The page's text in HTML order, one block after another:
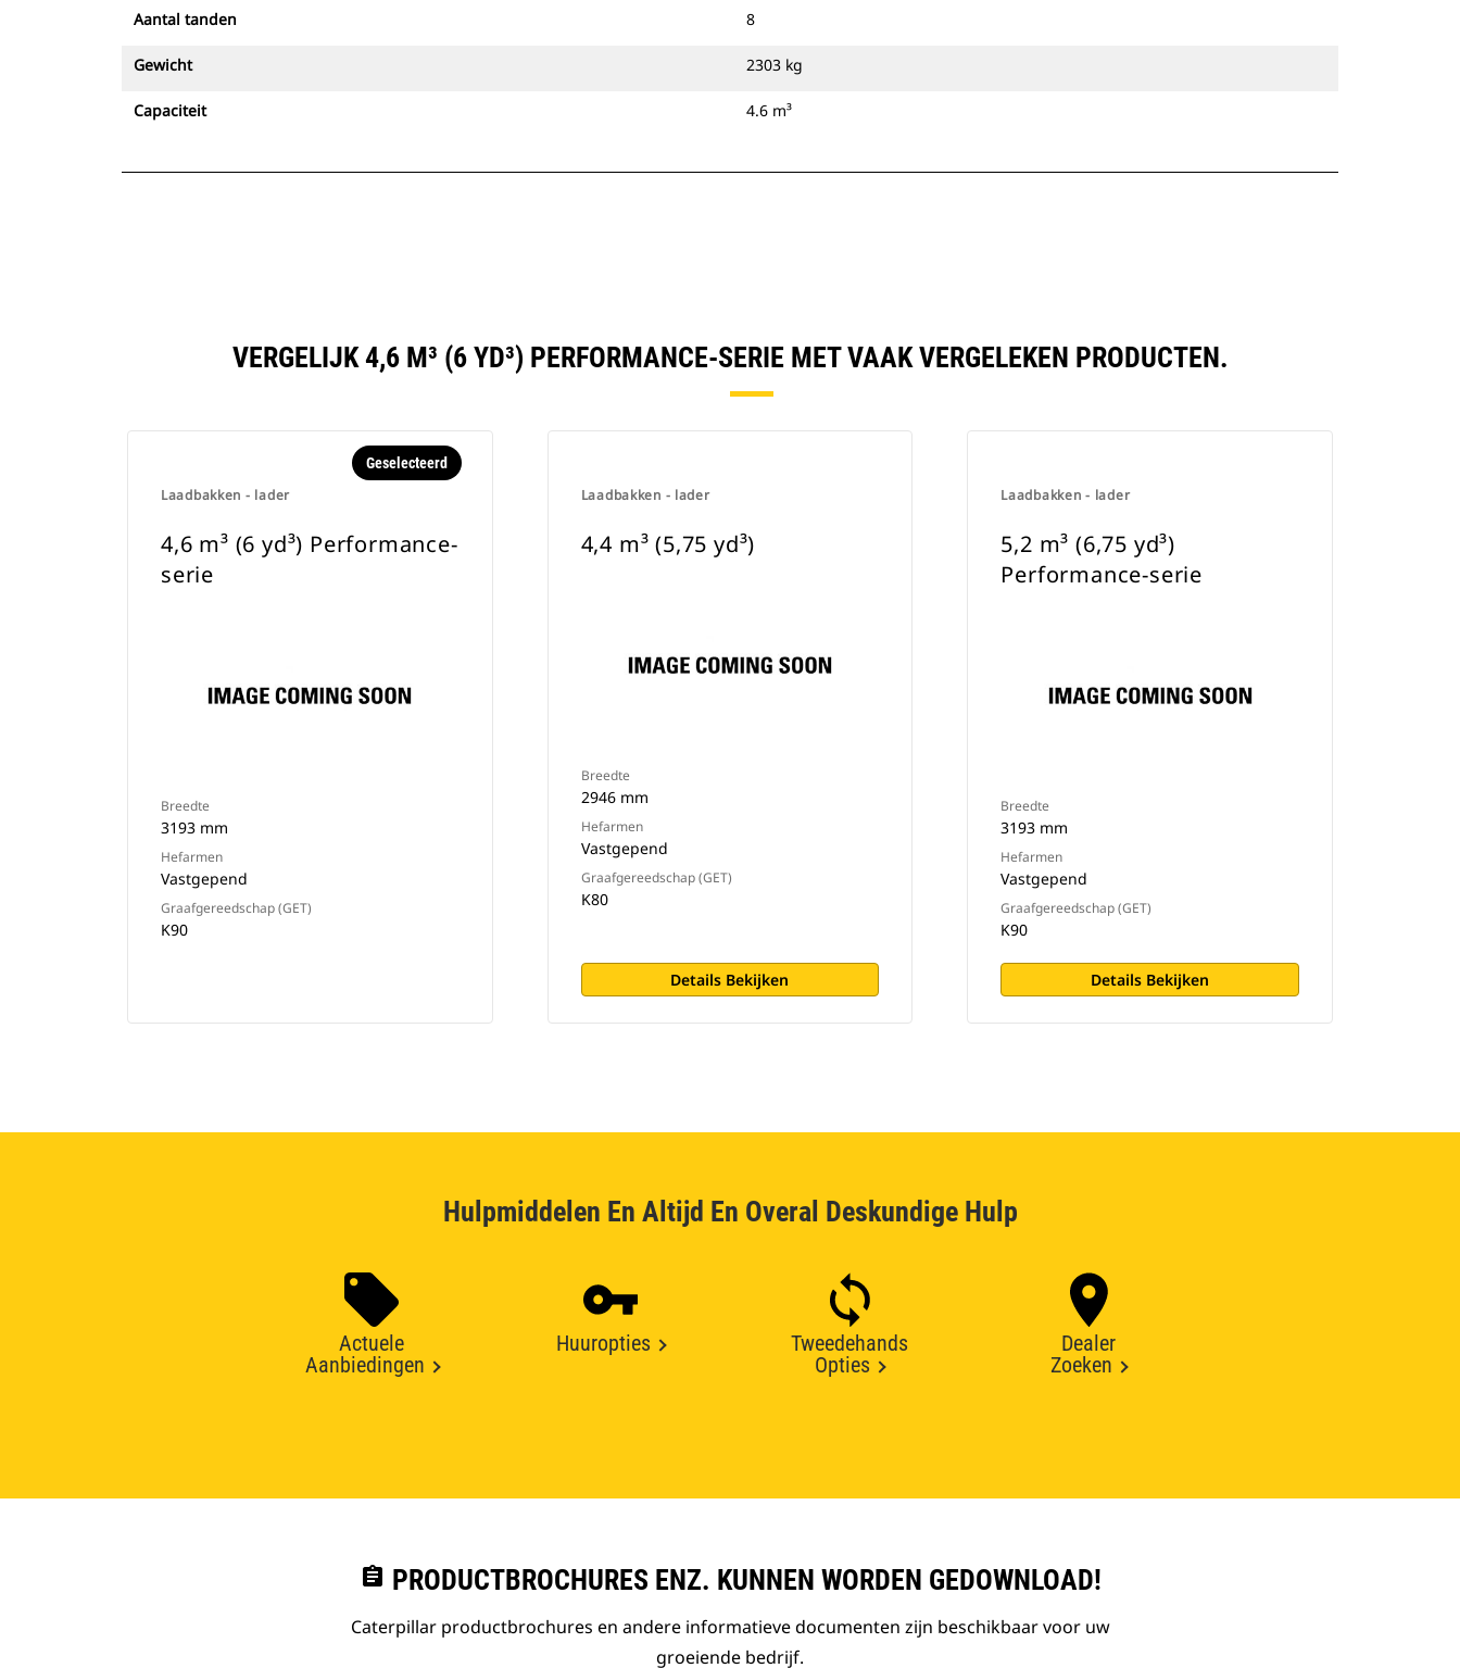
Aantal tanden 8
Gewicht 2303 kg
Capaciteit 4.6 m³
VERGELIJK 4,6 M³ (6 YD³) PERFORMANCE-SERIE MET VAAK VERGELEKEN PRODUCTEN.
Laadbakken - lader
Geselecteerd
4,6 m³ (6 yd³) Performance-
serie
Breedte
3193 mm
Hefarmen
Vastgepend
Graafgereedschap (GET)
K90
Laadbakken - lader
4,4 m³ (5,75 yd³)
Breedte
2946 mm
Hefarmen
Vastgepend
Graafgereedschap (GET)
K80
Details Bekijken
Laadbakken - lader
5,2 m³ (6,75 yd³)
Performance-serie
Breedte
3193 mm
Hefarmen
Vastgepend
Graafgereedschap (GET)
K90
Details Bekijken
Hulpmiddelen En Altijd En Overal Deskundige Hulp
Actuele
Aanbiedingen
Huuropties
Tweedehands
Opties
Dealer
Zoeken
assignment PRODUCTBROCHURES ENZ. KUNNEN WORDEN GEDOWNLOAD!
Caterpillar productbrochures en andere informatieve documenten zijn beschikbaar voor uw
groeiende bedrijf.